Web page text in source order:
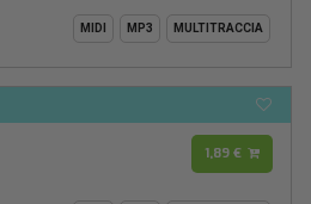
MIDI MP3 MULTITRACCIA
1,89 €